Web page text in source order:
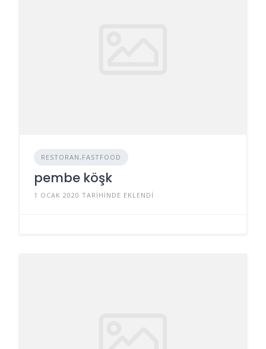
RESTORAN,FASTFOOD
pembe köşk
1 OCAK 2020 TARIHINDE EKLENDI